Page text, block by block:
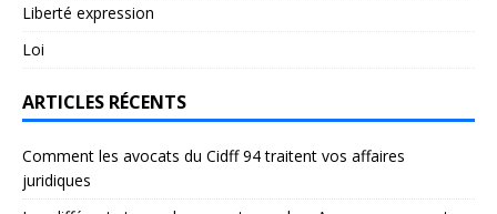
Liberté expression
Loi
ARTICLES RÉCENTS
Comment les avocats du Cidff 94 traitent vos affaires
juridiques